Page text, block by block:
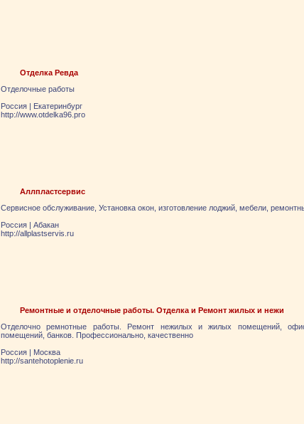
Отделка Ревда
Отделочные работы
Россия | Екатеринбург
http://www.otdelka96.pro
Аллпластсервис
Сервисное обслуживание, Установка окон, изготовление лоджий, мебели,
Россия | Абакан
http://allplastservis.ru
Ремонтные и отделочные работы. Отделка и Ремонт жилых и нежи
Отделочно ремнотные работы. Ремонт нежилых и жилых помещений,
помещений, банков. Профессионально, качественно
Россия | Москва
http://santehotoplenie.ru